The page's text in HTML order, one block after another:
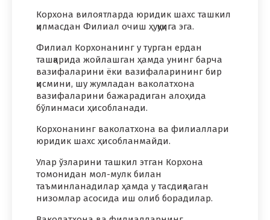
Корхона вилоятларда юридик шахс ташкил
қилмасдан Филиал очиш ҳуқуқига эга.
Филиал Корхонанинг у турган ердан
ташқарида жойлашган ҳамда унинг барча
вазифаларини ёки вазифаларининг бир
қисмини, шу жумладан ваколатхона
вазифаларини бажарадиган алоҳида
бўлинмаси ҳисобланади.
Корхонанинг ваколатхона ва филиаллари
юридик шахс ҳисобланмайди.
Улар ўзларини ташкил этган Корхона
томонидан мол-мулк билан
таъминланадилар ҳамда у тасдиқлаган
низомлар асосида иш олиб борадилар.